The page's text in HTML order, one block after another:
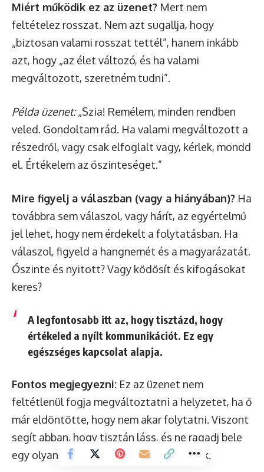
Miért működik ez az üzenet? Mert nem
feltételez rosszat. Nem azt sugallja, hogy
„biztosan valami rosszat tettél”, hanem inkább
azt, hogy „az élet változó, és ha valami
megváltozott, szeretném tudni”.
Példa üzenet:„Szia! Remélem, minden rendben
veled. Gondoltam rád. Ha valami megváltozott a
részedről, vagy csak elfoglalt vagy, kérlek, mondd
el. Értékelem az őszinteséget.”
Mire figyelj a válaszban (vagy a hiányában)? Ha
továbbra sem válaszol, vagy hárít, az egyértelmű
jel lehet, hogy nem érdekelt a folytatásban. Ha
válaszol, figyeld a hangnemét és a magyarázatát.
Őszinte és nyitott? Vagy ködösít és kifogásokat
keres?
A legfontosabb itt az, hogy tisztázd, hogy
értékeled a nyílt kommunikációt. Ez egy
egészséges kapcsolat alapja.
Fontos megjegyezni: Ez az üzenet nem
feltétlenül fogja megváltoztatni a helyzetet, ha ő
már eldöntötte, hogy nem akar folytatni. Viszont
segít abban, hogy tisztán láss, és ne ragadj bele
egy olyan helyzetbe, ahol nem tisztelnek.